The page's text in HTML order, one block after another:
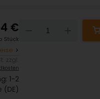
€
Stück
1-2
(DE)
Down